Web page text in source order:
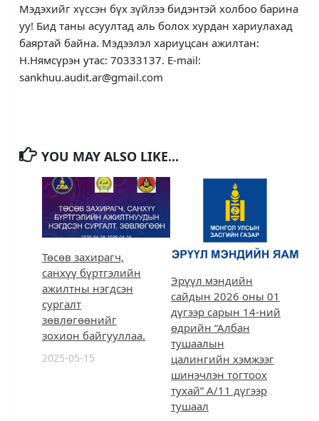
Мэдэхийг хүссэн бүх зүйлээ бидэнтэй холбоо барина
уу! Бид таны асуултад аль болох хурдан хариулахад
баяртай байна. Мэдээлэл хариуцсан ажилтан:
Н.Нямсүрэн утас: 70333137. E-mail:
sankhuu.audit.ar@gmail.com
YOU MAY ALSO LIKE...
Төсөв захирагч,
санхүү бүртгэлийн
ажилтны нэгдсэн
сургалт
зөвлөгөөнийг
зохион байгууллаа.
2025-05-15
Эрүүл мэндийн
сайдын 2026 оны 01
дүгээр сарын 14-ний
өдрийн “Албан
тушаалын
цалингийн хэмжээг
шинэчлэн тогтоох
тухай” А/11 дүгээр
тушаал